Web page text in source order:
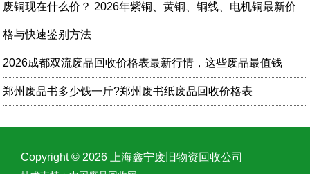
废铜现在什么价？​ 2026年紫铜、黄铜、铜线、电机铜最新价
格与快速鉴别方法
2026成都双流废品回收价格表最新行情，这些废品最值钱
郑州废品书多少钱一斤?郑州废书纸废品回收价格表
Copyright © 2026 上海鑫宁废旧物资回收公司